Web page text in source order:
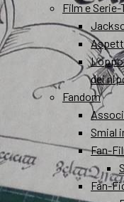
Film e Serie-
dei
Fandom
Smial
Fan-
Fan-